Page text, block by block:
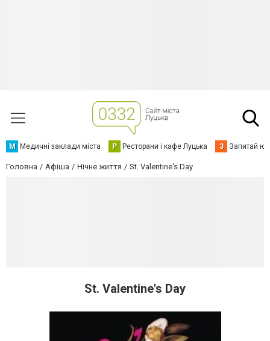
М Медичні заклади міста Р Ресторани і кафе Луцька З Запитай
Головна Афіша Нічне життя St. Valentine's Day
St. Valentine's Day